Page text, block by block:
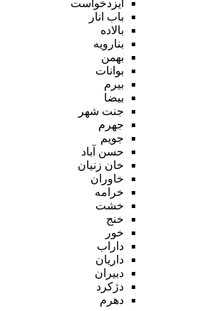
ایزدخواست
باب انار
بالاده
بنارویه
بهمن
بوانات
بیرم
بیضا
جنت شهر
جهرم
جویم
حسن آباد
خان زنیان
خاوران
خرامه
خشت
خنج
خور
داراب
داریان
دبیران
دژکرد
دهرم